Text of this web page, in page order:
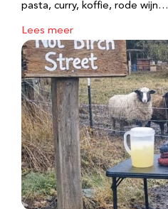
pasta, curry, koffie, rode wijn…
Lees meer